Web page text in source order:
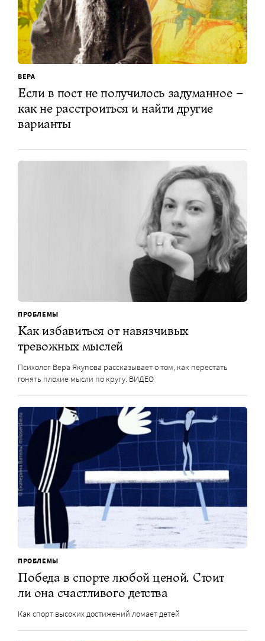
ВЕРА
Если в пост не получилось задуманное –
как не расстроиться и найти другие
варианты
ПРОБЛЕМЫ
Как избавиться от навязчивых
тревожных мыслей
Психолог Вера Якупова рассказывает о том, как перестать
гонять плохие мысли по кругу. ВИДЕО
ПРОБЛЕМЫ
Победа в спорте любой ценой. Стоит
ли она счастливого детства
Как спорт высоких достижений ломает детей